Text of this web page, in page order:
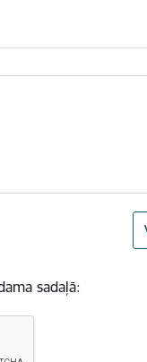
sadaļā: